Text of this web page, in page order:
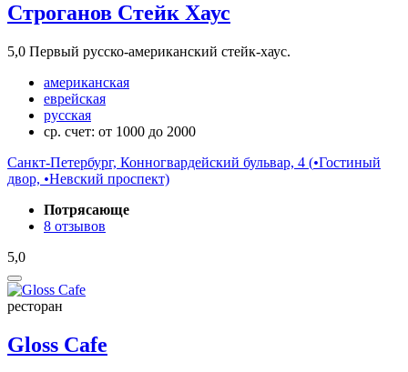
Строганов Стейк Хаус
5,0 Первый русско-американский стейк-хаус.
американская
еврейская
русская
ср. счет: от 1000 до 2000
Санкт-Петербург, Конногвардейский бульвар, 4 (•Гостиный
двор, •Невский проспект)
Потрясающе
8 отзывов
5,0
ресторан
Gloss Cafe